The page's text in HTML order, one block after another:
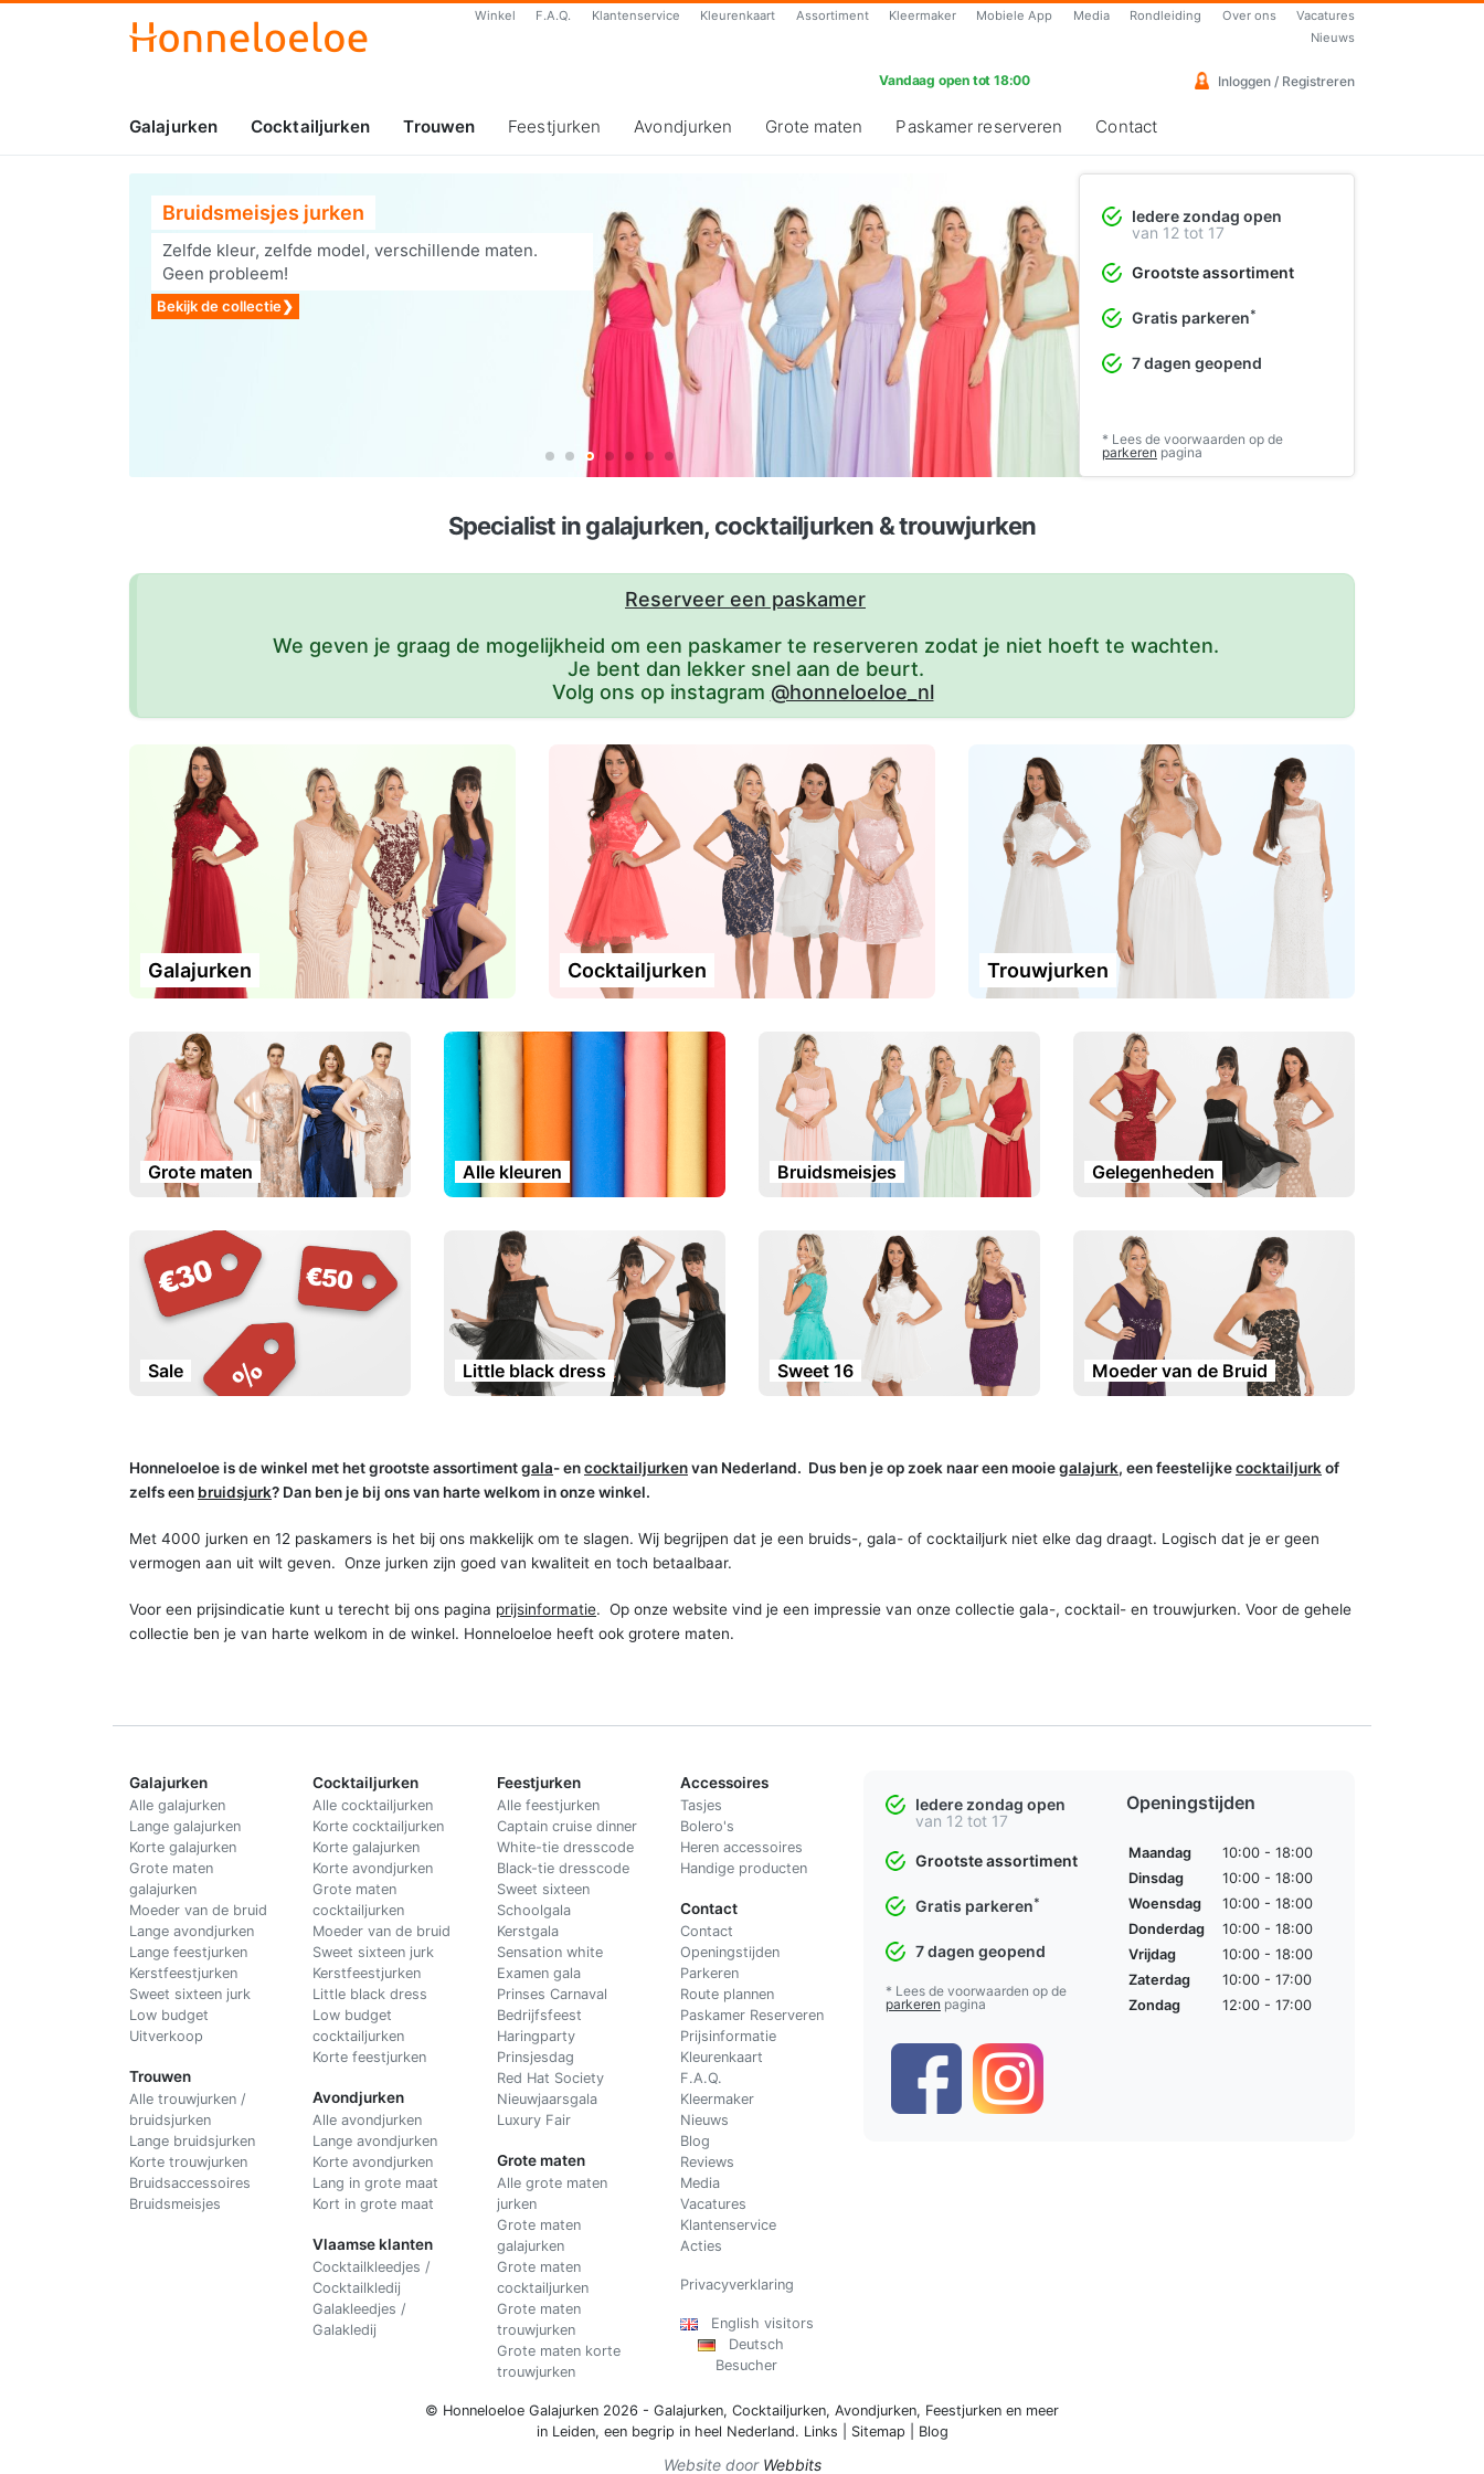
Winkel F.A.Q. Klantenservice Kleurenkaart Assortiment Kleermaker Mobiele App Media Rondleiding Over ons
Vacatures
Nieuws
Vandaag open tot 18:00 Inloggen / Registreren
Galajurken Cocktailjurken Trouwen Feestjurken Avondjurken Grote maten Paskamer reserveren Contact
Bruidsmeisjes jurken
Zelfde kleur, zelfde model, verschillende maten.
Geen probleem!
Bekijk de collectie❯
Vrolijke cocktailjurken
Perfect voor de lente en zomer
Iedere zondag open
van 12 tot 17
Grootste assortiment
Gratis parkeren*
7 dagen geopend
* Lees de voorwaarden op de
parkeren pagina
Specialist in galajurken, cocktailjurken & trouwjurken
Reserveer een paskamer
We geven je graag de mogelijkheid om een paskamer te reserveren zodat je niet hoeft te wachten.
Je bent dan lekker snel aan de beurt.
Volg ons op instagram @honneloeloe_nl
Galajurken Cocktailjurken Trouwjurken
Grote maten Alle kleuren Bruidsmeisjes Gelegenheden
Sale Little black dress Sweet 16 Moeder van de Bruid
Honneloeloe is de winkel met het grootste assortimentgala- encocktailjurkenvan Nederland. Dus ben je op zoek naar een mooiegalajurk, een feestelijkecocktailjurkof
zelfs een bruidsjurk? Dan ben je bij ons van harte welkom in onze winkel.
Met 4000 jurken en 12 paskamers is het bij ons makkelijk om te slagen. Wij begrijpen dat je een bruids-, gala- of cocktailjurk niet elke dag draagt. Logisch dat je er geen
vermogen aan uit wilt geven. Onze jurken zijn goed van kwaliteit en toch betaalbaar.
Voor een prijsindicatie kunt u terecht bij ons pagina prijsinformatie. Op onze website vind je een impressie van onze collectie gala-, cocktail- en trouwjurken. Voor de gehele
collectie ben je van harte welkom in de winkel. Honneloeloe heeft ook grotere maten.
Galajurken
Alle galajurken
Lange galajurken
Korte galajurken
Grote maten
galajurken
Moeder van de bruid
Lange avondjurken
Lange feestjurken
Kerstfeestjurken
Sweet sixteen jurk
Low budget
Uitverkoop
Trouwen
Alle trouwjurken /
bruidsjurken
Lange bruidsjurken
Korte trouwjurken
Bruidsaccessoires
Bruidsmeisjes
Cocktailjurken
Alle cocktailjurken
Korte cocktailjurken
Korte galajurken
Korte avondjurken
Grote maten
cocktailjurken
Moeder van de bruid
Sweet sixteen jurk
Kerstfeestjurken
Little black dress
Low budget
cocktailjurken
Korte feestjurken
Avondjurken
Alle avondjurken
Lange avondjurken
Korte avondjurken
Lang in grote maat
Kort in grote maat
Vlaamse klanten
Cocktailkleedjes /
Cocktailkledij
Galakleedjes /
Galakledij
Feestjurken
Alle feestjurken
Captain cruise dinner
White-tie dresscode
Black-tie dresscode
Sweet sixteen
Schoolgala
Kerstgala
Sensation white
Examen gala
Prinses Carnaval
Bedrijfsfeest
Haringparty
Prinsjesdag
Red Hat Society
Nieuwjaarsgala
Luxury Fair
Grote maten
Alle grote maten
jurken
Grote maten
galajurken
Grote maten
cocktailjurken
Grote maten
trouwjurken
Grote maten korte
trouwjurken
Accessoires
Tasjes
Bolero's
Heren accessoires
Handige producten
Contact
Contact
Openingstijden
Parkeren
Route plannen
Paskamer Reserveren
Prijsinformatie
Kleurenkaart
F.A.Q.
Kleermaker
Nieuws
Blog
Reviews
Media
Vacatures
Klantenservice
Acties
Privacyverklaring
English visitors
Deutsch
Besucher
Iedere zondag open
van 12 tot 17
Grootste assortiment
Gratis parkeren*
7 dagen geopend
* Lees de voorwaarden op de
parkeren pagina
Openingstijden
Maandag
10:00 - 18:00
Dinsdag
10:00 - 18:00
Woensdag
10:00 - 18:00
Donderdag
10:00 - 18:00
Vrijdag
10:00 - 18:00
Zaterdag
10:00 - 17:00
Zondag
12:00 - 17:00
© Honneloeloe Galajurken 2026 - Galajurken, Cocktailjurken, Avondjurken, Feestjurken en meer
in Leiden, een begrip in heel Nederland. Links Sitemap Blog
Website door Webbits